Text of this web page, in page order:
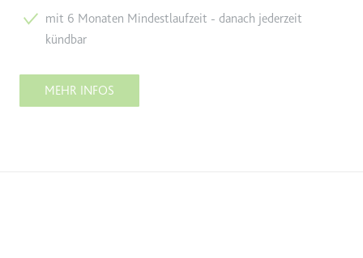
mit 6 Monaten Mindestlaufzeit - danach jederzeit
kündbar
MEHR INFOS